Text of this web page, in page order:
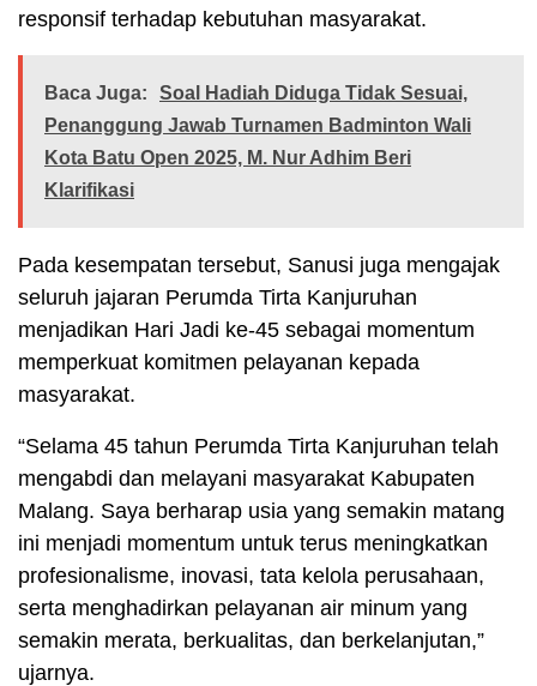
responsif terhadap kebutuhan masyarakat.
Baca Juga:
Soal Hadiah Diduga Tidak Sesuai,
Penanggung Jawab Turnamen Badminton Wali
Kota Batu Open 2025, M. Nur Adhim Beri
Klarifikasi
Pada kesempatan tersebut, Sanusi juga mengajak
seluruh jajaran Perumda Tirta Kanjuruhan
menjadikan Hari Jadi ke-45 sebagai momentum
memperkuat komitmen pelayanan kepada
masyarakat.
“Selama 45 tahun Perumda Tirta Kanjuruhan telah
mengabdi dan melayani masyarakat Kabupaten
Malang. Saya berharap usia yang semakin matang
ini menjadi momentum untuk terus meningkatkan
profesionalisme, inovasi, tata kelola perusahaan,
serta menghadirkan pelayanan air minum yang
semakin merata, berkualitas, dan berkelanjutan,”
ujarnya.